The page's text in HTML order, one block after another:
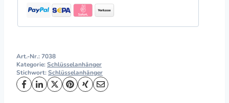
Art.-Nr.:7038
Kategorie:Schlüsselanhänger
Stichwort:Schlüsselanhänger